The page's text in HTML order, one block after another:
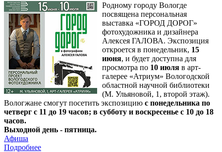
Родному городу Вологде
посвящена персональная
выставка «ГОРОД ДОРОГ»
фотохудожника и дизайнера
Алексея ГАЛОВА. Экспозиция
откроется в понедельник, 15
июня, и будет доступна для
просмотра по 10 июля в арт-
галерее «Атриум» Вологодской
областной научной библиотеки
(М. Ульяновой, 1, второй этаж).
Вологжане смогут посетить экспозицию с понедельника по
четверг с 11 до 19 часов; в субботу и воскресенье с 10 до 18
часов.
Выходной день - пятница.
Афиша
Подробнее